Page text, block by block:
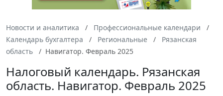
Новости и аналитика
Профессиональные календари
Календарь бухгалтера
Региональные
Рязанская
область
Навигатор. Февраль 2025
Налоговый календарь. Рязанская
область. Навигатор. Февраль 2025